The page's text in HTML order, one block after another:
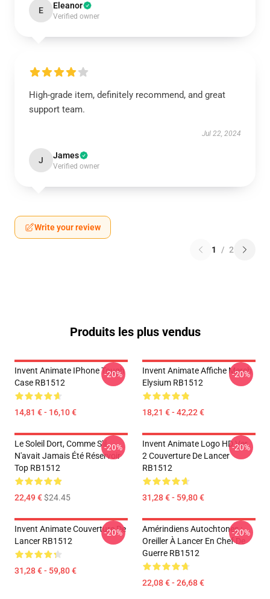
E Eleanor
Verified owner
High-grade item, definitely recommend, and great
support team.
Jul 22, 2024
J James
Verified owner
Write your review
1 / 2
Produits les plus vendus
Invent Animate IPhone Tough
Case RB1512
14,81 € - 16,10 €
-20%
Invent Animate Affiche Merch
Elysium RB1512
18,21 € - 42,22 €
-20%
Le Soleil Dort, Comme S'il
N'avait Jamais Été Réservoir
Top RB1512
22,49 €$24.45
-20%
Invent Animate Logo HD Ver.
2 Couverture De Lancer
RB1512
31,28 € - 59,80 €
-20%
Invent Animate Couverture De
Lancer RB1512
31,28 € - 59,80 €
-20%
Amérindiens Autochtones :
Oreiller À Lancer En Chef De
Guerre RB1512
22,08 € - 26,68 €
-20%